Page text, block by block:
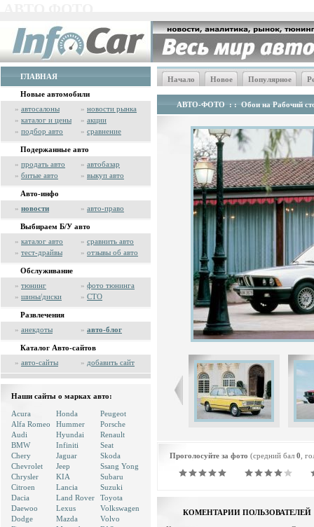
ГЛАВНАЯ
Новые автомобили
» автосалоны » новости рынка
» каталог и цены » акции
» подбор авто » сравнение
Подержанные авто
» продать авто » автобазар
» битые авто » выкуп авто
Авто-инфо
» новости » авто-право
Выбираем Б/У авто
» каталог авто » сравнить авто
» тест-драйвы » отзывы об авто
Обслуживание
» тюнинг » фото тюнинга
» шины/диски » СТО
Развлечения
» анекдоты » авто-блог
Каталог Авто-сайтов
» авто-сайты » добавить сайт
Наши сайты о марках авто:
Acura
Alfa Romeo
Audi
BMW
Chery
Chevrolet
Chrysler
Citroen
Dacia
Daewoo
Dodge
Honda
Hummer
Hyundai
Infiniti
Jaguar
Jeep
KIA
Lancia
Land Rover
Lexus
Mazda
Peugeot
Porsche
Renault
Seat
Skoda
Ssang Yong
Subaru
Suzuki
Toyota
Volkswagen
Volvo
Начало Новое Популярное
АВТО-ФОТО : : Обои на Рабочий
Проголосуйте за фото (средний бал 0 ,
КОМЕНТАРИИ ПОЛЬЗОВАТЕЛЕЙ